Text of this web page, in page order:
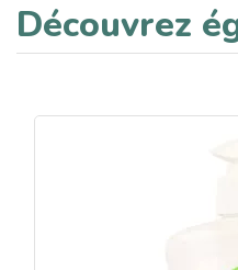
Découvrez